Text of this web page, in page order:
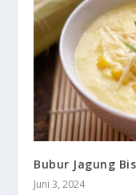
Bubur Jagung
Juni 3, 2024